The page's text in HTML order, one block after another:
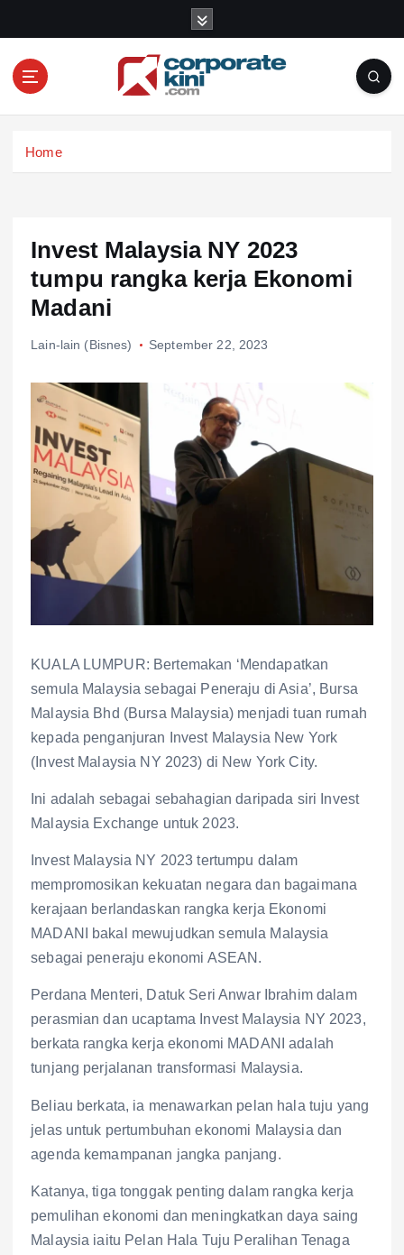
o
Home
Invest Malaysia NY 2023
tumpu rangka kerja Ekonomi
Madani
Lain-lain (Bisnes) September 22, 2023
KUALA LUMPUR: Bertemakan ‘Mendapatkan
semula Malaysia sebagai Peneraju di Asia’, Bursa
Malaysia Bhd (Bursa Malaysia) menjadi tuan rumah
kepada penganjuran Invest Malaysia New York
(Invest Malaysia NY 2023) di New York City.
Ini adalah sebagai sebahagian daripada siri Invest
Malaysia Exchange untuk 2023.
Invest Malaysia NY 2023 tertumpu dalam
mempromosikan kekuatan negara dan bagaimana
kerajaan berlandaskan rangka kerja Ekonomi
MADANI bakal mewujudkan semula Malaysia
sebagai peneraju ekonomi ASEAN.
Perdana Menteri, Datuk Seri Anwar Ibrahim dalam
perasmian dan ucaptama Invest Malaysia NY 2023,
berkata rangka kerja ekonomi MADANI adalah
tunjang perjalanan transformasi Malaysia.
Beliau berkata, ia menawarkan pelan hala tuju yang
jelas untuk pertumbuhan ekonomi Malaysia dan
agenda kemampanan jangka panjang.
Katanya, tiga tonggak penting dalam rangka kerja
pemulihan ekonomi dan meningkatkan daya saing
Malaysia iaitu Pelan Hala Tuju Peralihan Tenaga